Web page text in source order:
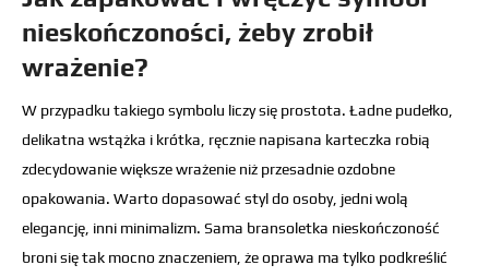
nieskończoności, żeby zrobił
wrażenie?
W przypadku takiego symbolu liczy się prostota. Ładne pudełko,
delikatna wstążka i krótka, ręcznie napisana karteczka robią
zdecydowanie większe wrażenie niż przesadnie ozdobne
opakowania. Warto dopasować styl do osoby, jedni wolą
elegancję, inni minimalizm. Sama bransoletka nieskończoność
broni się tak mocno znaczeniem, że oprawa ma tylko podkreślić